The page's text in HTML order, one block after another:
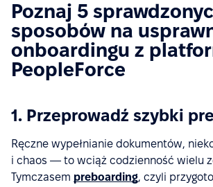
Poznaj 5
sposobów na
onboardingu z
PeopleForce
1. Przeprowadź szybki
Ręczne wypełnianie dokumentów,
i chaos — to wciąż codzienność wielu
Tymczasem preboarding, czyli